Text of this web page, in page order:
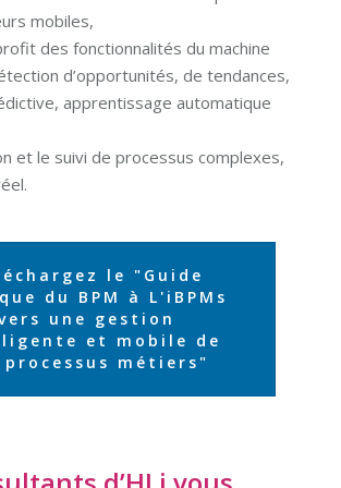
mobiles,
des fonctionnalités du machine
d’opportunités, de tendances,
apprentissage automatique
et le suivi de processus complexes,
le "Guide
du BPM à L'iBPMs
une gestion
et mobile de
processus métiers"